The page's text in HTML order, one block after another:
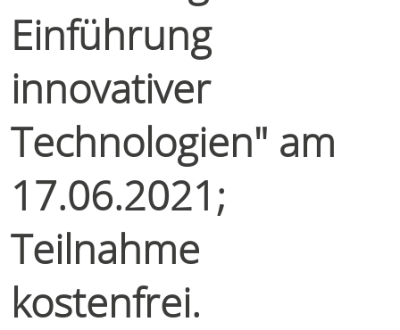
Einführung
innovativer
Technologien" am
17.06.2021;
Teilnahme
kostenfrei.